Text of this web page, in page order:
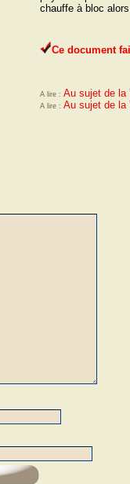
chauffe à bloc
Au sujet de la
Au sujet de la